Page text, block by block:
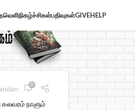
நிகழ்ச்சிகள்பதிவுகள்GIVEHELP
0
கலவரம் நாளும்